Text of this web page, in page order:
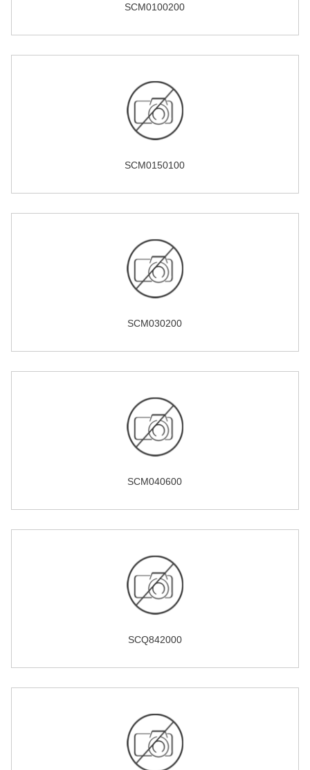
SCM0100200
SCM0150100
SCM030200
SCM040600
SCQ842000